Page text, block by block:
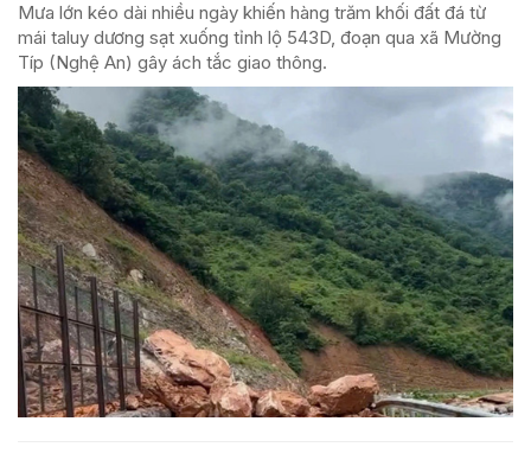
Mưa lớn kéo dài nhiều ngày khiến hàng trăm khối đất đá từ
mái taluy dương sạt xuống tỉnh lộ 543D, đoạn qua xã Mường
Típ (Nghệ An) gây ách tắc giao thông.